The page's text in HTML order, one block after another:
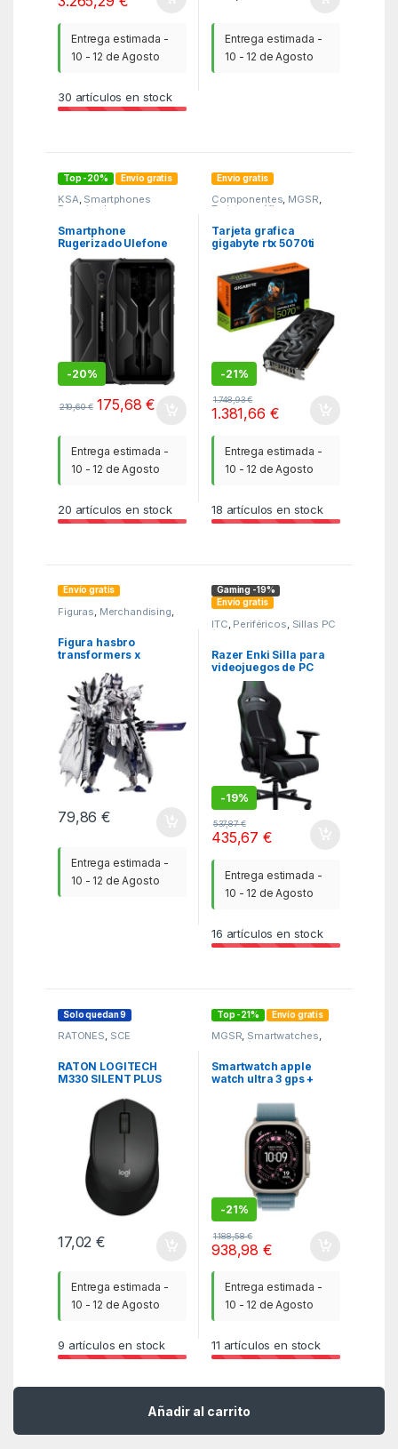
Añadir al carrito
Entrega estimada -
10 - 12 de Agosto
30 artículos en stock
Entrega estimada -
10 - 12 de Agosto
Top -20% Envío gratis
KSA, Smartphones
Rugerizados
Smartphone
Rugerizado Ulefone
Armor X12 Pro 4GB/
64GB/ 5.45″/ Negro
-20%
219,60€ 175,68€
Entrega estimada -
10 - 12 de Agosto
20 artículos en stock
Envío gratis
Componentes, MGSR,
Tarjetas gráficas
Tarjeta grafica
gigabyte rtx 5070ti
-21%
1.748,93€
1.381,66 €
Entrega estimada -
10 - 12 de Agosto
18 artículos en stock
Envío gratis
Figuras Merchandising
MGSR
Figura hasbro
transformers x
rathalos prime
79,86€
Entrega estimada -
10 - 12 de Agosto
Gaming -19%
Envío gratis
ITC Periféricos Sillas PC
/ Gaming
Razer Enki Silla para
videojuegos de PC
Asiento acolchado
Negro
-19%
537,87€
435,67€
Entrega estimada -
10 - 12 de Agosto
16 artículos en stock
Solo quedan 9
RATONES, SCE
RATON LOGITECH
M330 SILENT PLUS
17,02€
Entrega estimada -
10 - 12 de Agosto
9 artículos en stock
Top -21% Envío gratis
MGSR, Smartwatches,
Telefonía
Smartwatch apple
watch ultra 3 gps +
titanium case blue
alpine loop – l
-21%
1.188,58€
938,98€
Entrega estimada -
10 - 12 de Agosto
11 artículos en stock